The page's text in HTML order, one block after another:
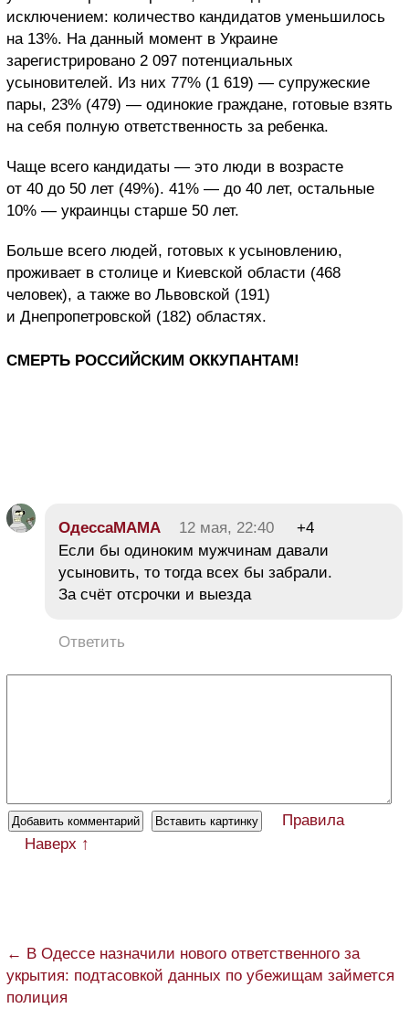
исключением: количество кандидатов уменьшилось
на 13%. На данный момент в Украине
зарегистрировано 2 097 потенциальных
усыновителей. Из них 77% (1 619) — супружеские
пары, 23% (479) — одинокие граждане, готовые взять
на себя полную ответственность за ребенка.
Чаще всего кандидаты — это люди в возрасте
от 40 до 50 лет (49%). 41% — до 40 лет, остальные
10% — украинцы старше 50 лет.
Больше всего людей, готовых к усыновлению,
проживает в столице и Киевской области (468
человек), а также во Львовской (191)
и Днепропетровской (182) областях.
СМЕРТЬ РОССИЙСКИМ ОККУПАНТАМ!
ОдессаМАМА 12 мая, 22:40
+4
Если бы одиноким мужчинам давали
усыновить, то тогда всех бы забрали.
За счёт отсрочки и выезда
Ответить
Правила
Наверх ↑
← В Одессе назначили нового ответственного за
укрытия: подтасовкой данных по убежищам займется
полиция